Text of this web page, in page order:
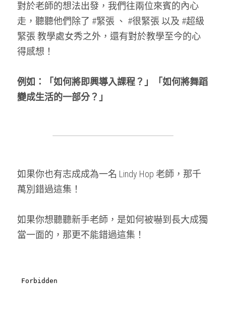
對於老師的想法出發，我們往兩位來賓的內心
走，聽聽他們除了 #緊張 、 #很緊張 以及 #超級
緊張 教學處女秀之外，還有對於教學至今的心
得感想！
例如：「如何將即興導入課程？」「如何將舞蹈
變成生活的一部分？」
如果你也有志成成為一名 Lindy Hop 老師，那千
萬別錯過這集！
如果你想聽聽新手老師，是如何被嚇到長大成獨
當一面的，那更不能錯過這集！